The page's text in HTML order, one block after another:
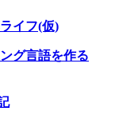
イフ(仮)
グ言語を作る